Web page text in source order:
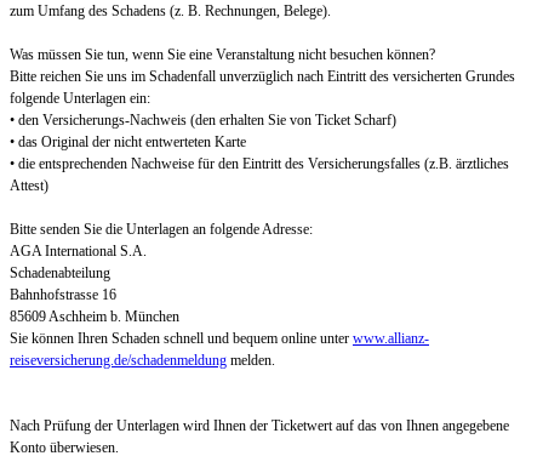
zum Umfang des Schadens (z. B. Rechnungen, Belege).
Was müssen Sie tun, wenn Sie eine Veranstaltung nicht besuchen können?
Bitte reichen Sie uns im Schadenfall unverzüglich nach Eintritt des versicherten Grundes
folgende Unterlagen ein:
• den Versicherungs-Nachweis (den erhalten Sie von Ticket Scharf)
• das Original der nicht entwerteten Karte
• die entsprechenden Nachweise für den Eintritt des Versicherungsfalles (z.B. ärztliches
Attest)
Bitte senden Sie die Unterlagen an folgende Adresse:
AGA International S.A.
Schadenabteilung
Bahnhofstrasse 16
85609 Aschheim b. München
Sie können Ihren Schaden schnell und bequem online unter www.allianz-
reiseversicherung.de/schadenmeldung melden.
Nach Prüfung der Unterlagen wird Ihnen der Ticketwert auf das von Ihnen angegebene
Konto überwiesen.